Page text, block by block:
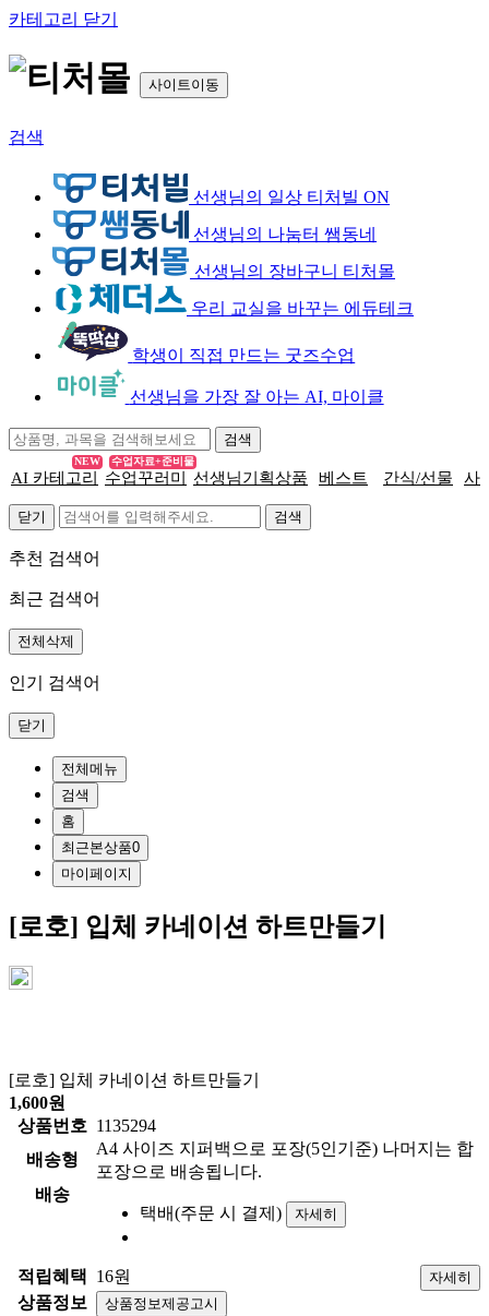
카테고리 닫기
사이트이동
검색
선생님의 일상 티처빌 ON
선생님의 나눔터 쌤동네
선생님의 장바구니 티처몰
우리 교실을 바꾸는 에듀테크
학생이 직접 만드는 굿즈수업
선생님을 가장 잘 아는 AI, 마이클
AI 카테고리
NEW
수업꾸러미
수업자료+준비물
선생님기획상품 베스트 간식/선물 사
닫기
추천 검색어
최근 검색어
전체삭제
인기 검색어
닫기
전체메뉴
검색
홈
최근본상품0
마이페이지
[로호] 입체 카네이션 하트만들기
[로호] 입체 카네이션 하트만들기
1,600원
상품번호 1135294
배송형
A4 사이즈 지퍼백으로 포장(5인기준) 나머지는 합
포장으로 배송됩니다.
배송
택배(주문 시 결제)
자세히
적립혜택 16원 자세히
상품정보 상품정보제공고시